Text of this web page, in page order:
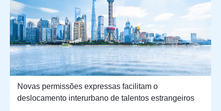
Novas permissões expressas facilitam o
deslocamento interurbano de talentos estrangeiros